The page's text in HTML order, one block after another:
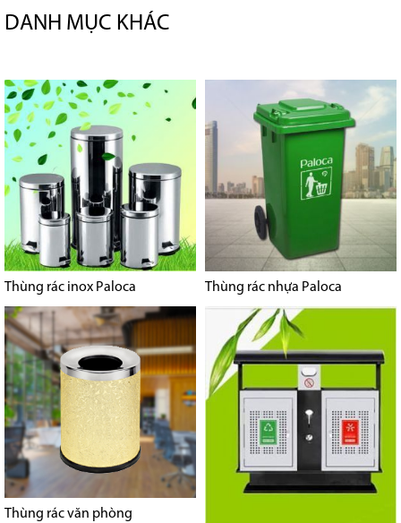
DANH MỤC KHÁC
Thùng rác inox Paloca Thùng rác nhựa Paloca
Thùng rác văn phòng